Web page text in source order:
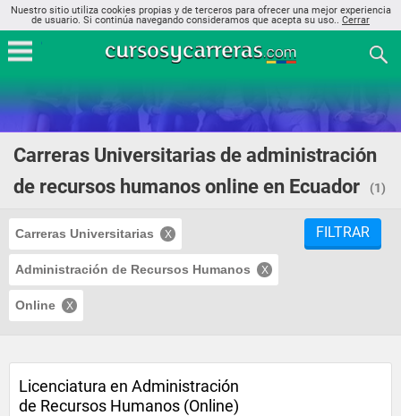
Nuestro sitio utiliza cookies propias y de terceros para ofrecer una mejor experiencia
de usuario. Si continúa navegando consideramos que acepta su uso.. Cerrar
Carreras Universitarias de administración
de recursos humanos online en Ecuador
(1)
Carreras Universitarias
Administración de Recursos Humanos
Online
FILTRAR
Licenciatura en Administración
de Recursos Humanos (Online)